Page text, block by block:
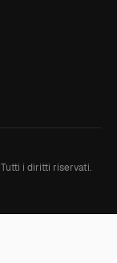
Tutti i diritti riservati.